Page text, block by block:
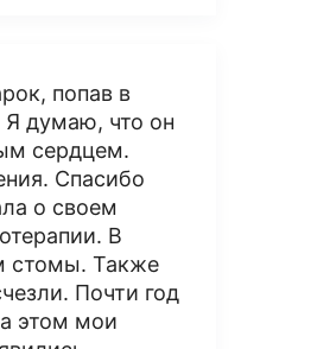
попав в
думаю, что он
сердцем.
Спасибо
о своем
В
стомы. Также
Почти год
этом мои